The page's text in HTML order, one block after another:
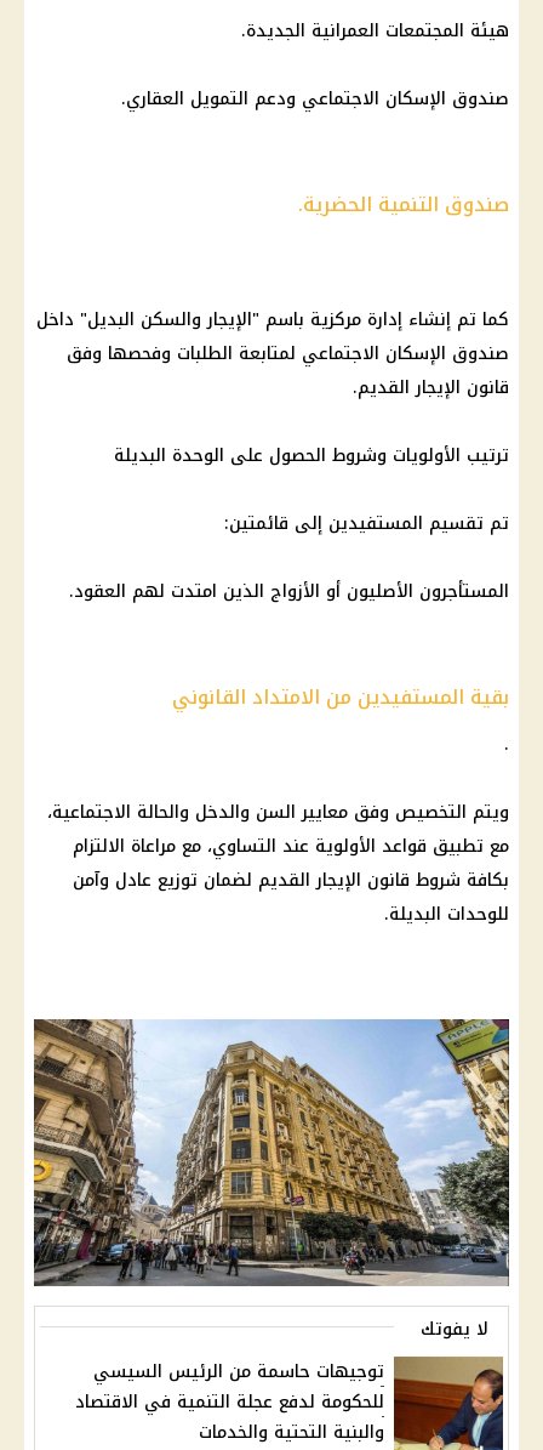
هيئة المجتمعات العمرانية الجديدة.
صندوق الإسكان الاجتماعي ودعم التمويل العقاري.
صندوق التنمية الحضرية.
كما تم إنشاء إدارة مركزية باسم "الإيجار والسكن البديل" داخل
صندوق الإسكان الاجتماعي لمتابعة الطلبات وفحصها وفق
قانون الإيجار القديم.
ترتيب الأولويات وشروط الحصول على الوحدة البديلة
تم تقسيم المستفيدين إلى قائمتين:
المستأجرون الأصليون أو الأزواج الذين امتدت لهم العقود.
بقية المستفيدين من الامتداد القانوني
.
ويتم التخصيص وفق معايير السن والدخل والحالة الاجتماعية،
مع تطبيق قواعد الأولوية عند التساوي، مع مراعاة الالتزام
بكافة شروط قانون الإيجار القديم لضمان توزيع عادل وآمن
للوحدات البديلة.
لا يفوتك
توجيهات حاسمة من الرئيس السيسي
للحكومة لدفع عجلة التنمية في الاقتصاد
والبنية التحتية والخدمات